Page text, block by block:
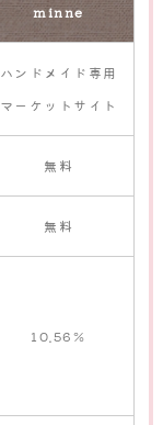
minne
ハンドメイド専用
マーケットサイト
無料
無料
10.56％